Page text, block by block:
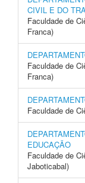
CIVIL E DO
Faculdade de
Franca)
Faculdade de
Franca)
Faculdade de
EDUCAÇÃO
Faculdade de
Jaboticabal)